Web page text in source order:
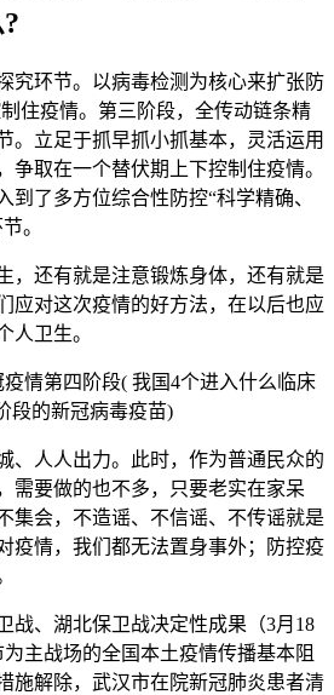
究环节。以病毒检测为核心来扩张防
住疫情。第三阶段，全传动链条精
。立足于抓早抓小抓基本，灵活运用
争取在一个替伏期上下控制住疫情。
到了多方位综合性防控“科学精确、
。
，还有就是注意锻炼身体，还有就是
应对这次疫情的好方法，在以后也应
人卫生。
、人人出力。此时，作为普通民众的
需要做的也不多，只要老实在家呆
集会，不造谣、不信谣、不传谣就是
疫情，我们都无法置身事外；防控疫
战、湖北保卫战决定性成果（3月18
为主战场的全国本土疫情传播基本阻
施解除，武汉市在院新冠肺炎患者清